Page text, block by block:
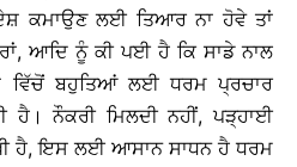
ਕਮਾਉਣ ਲਈ ਤਿਆਰ ਨਾ ਹੋਵੇ ਤਾਂ
ਆਦਿ ਨੂੰ ਕੀ ਪਈ ਹੈ ਕਿ ਸਾਡੇ ਨਾਲ
ਬਹੁਤਿਆਂ ਲਈ ਧਰਮ ਪ੍ਰਚਾਰ
ਨੌਕਰੀ ਮਿਲਦੀ ਨਹੀਂ, ਪੜ੍ਹਾਈ
ਹੈ, ਇਸ ਲਈ ਆਸਾਨ ਸਾਧਨ ਹੈ ਧਰਮ